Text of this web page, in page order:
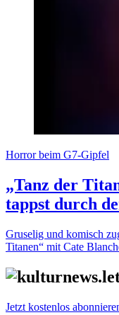
Horror beim G7-Gipfel
„Tanz der
tappst durch
Gruselig und komisch
Titanen“ mit Cate
Jetzt kostenlos